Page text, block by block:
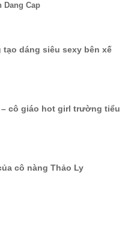
dáng siêu sexy bên xế
cô giáo hot girl trường tiểu
cô nàng Thảo Ly